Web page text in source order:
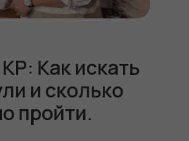
Как искать
и сколько
пройти.